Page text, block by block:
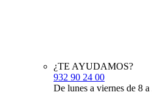
¿TE AYUDAMOS?
932 90 24 00
De lunes a viernes de 8